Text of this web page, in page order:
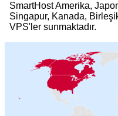
SmartHost Amerika,
Singapur, Kanada,
VPS'ler sunmaktadır.